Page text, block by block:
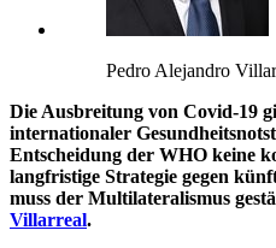
Pedro Alejandro
Die Ausbreitung von Covid-19
internationaler
Entscheidung der WHO keine
langfristige Strategie gegen
muss der Multilateralismus
Villarreal.